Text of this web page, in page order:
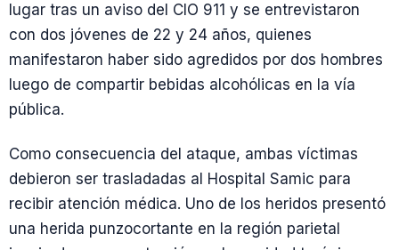
lugar tras un aviso del CIO 911 y se entrevistaron
con dos jóvenes de 22 y 24 años, quienes
manifestaron haber sido agredidos por dos hombres
luego de compartir bebidas alcohólicas en la vía
pública.
Como consecuencia del ataque, ambas víctimas
debieron ser trasladadas al Hospital Samic para
recibir atención médica. Uno de los heridos presentó
una herida punzocortante en la región parietal